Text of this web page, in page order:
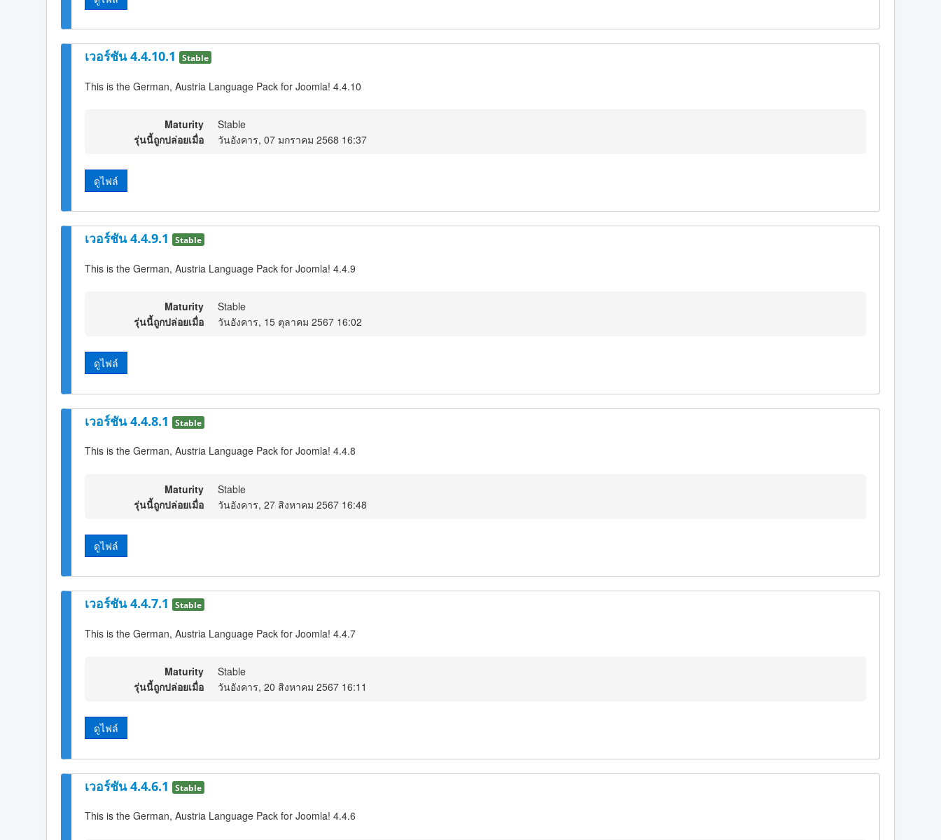
เวอร์ชัน 4.4.10.1 Stable
This is the German, Austria Language Pack for Joomla! 4.4.10
Maturity
Stable
รุ่นนี้ถูกปล่อยเมื่อ
วันอังคาร, 07 มกราคม 2568 16:37
ดูไฟล์
เวอร์ชัน 4.4.9.1 Stable
This is the German, Austria Language Pack for Joomla! 4.4.9
Maturity
Stable
รุ่นนี้ถูกปล่อยเมื่อ
วันอังคาร, 15 ตุลาคม 2567 16:02
ดูไฟล์
เวอร์ชัน 4.4.8.1 Stable
This is the German, Austria Language Pack for Joomla! 4.4.8
Maturity
Stable
รุ่นนี้ถูกปล่อยเมื่อ
วันอังคาร, 27 สิงหาคม 2567 16:48
ดูไฟล์
เวอร์ชัน 4.4.7.1 Stable
This is the German, Austria Language Pack for Joomla! 4.4.7
Maturity
Stable
รุ่นนี้ถูกปล่อยเมื่อ
วันอังคาร, 20 สิงหาคม 2567 16:11
ดูไฟล์
เวอร์ชัน 4.4.6.1 Stable
This is the German, Austria Language Pack for Joomla! 4.4.6